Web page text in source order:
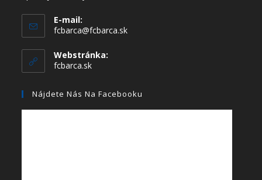
E-mail:
fcbarca@fcbarca.sk
Webstránka:
fcbarca.sk
Nájdete Nás Na Facebooku